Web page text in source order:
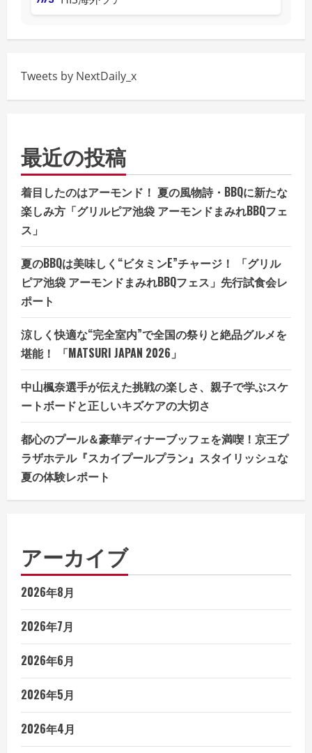
Tweets by NextDaily_x
最近の投稿
着目したのはアーモンド！ 夏の風物詩・BBQに新たな
楽しみ方「グリルピア池袋 アーモンドまみれBBQフェ
ス」
夏のBBQは美味しく“ビタミンE”チャージ！ 「グリル
ピア池袋 アーモンドまみれBBQフェス」先行試食会レ
ポート
涼しく快適な“完全室内”で全国の祭りと絶品グルメを
堪能！ 「MATSURI JAPAN 2026」
中山楓奈選手が伝えた挑戦の楽しさ、親子で学ぶスケ
ートボードと正しいキズケアの大切さ
都心のプール＆豪華ディナーブッフェを満喫！京王プ
ラザホテル『スカイプールプラン』スタイリッシュな
夏の体験レポート
アーカイブ
2026年8月
2026年7月
2026年6月
2026年5月
2026年4月